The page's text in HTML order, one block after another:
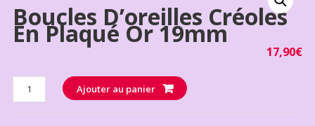
Boucles D’oreilles Créoles
En Plaqué Or 19mm
17,90€
Quantité Ajouter au panier